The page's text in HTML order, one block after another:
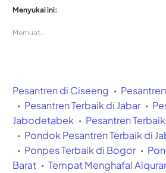
Menyukai ini:
Memuat…
Pesantren di Ciseeng
Pesantren Terbaik di Jabar
Jabodetabek
Pesantren
Pondok Pesantren Terbaik di
Ponpes Terbaik di Bogor
Barat
Tempat Menghafal